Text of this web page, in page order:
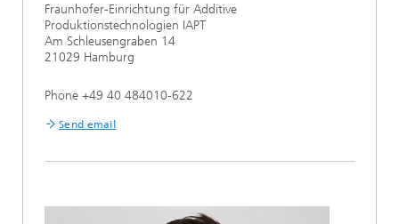
Fraunhofer-Einrichtung für Additive
Produktionstechnologien IAPT
Am Schleusengraben 14
21029 Hamburg
Phone +49 40 484010-622
Send email